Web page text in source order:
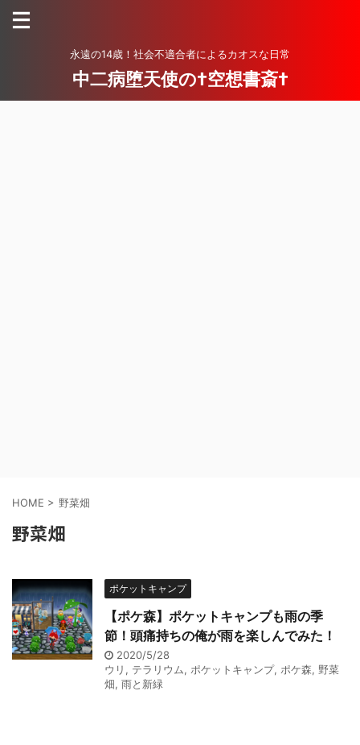
永遠の14歳！社会不適合者によるカオスな日常
中二病堕天使の†空想書斎†
HOME > 野菜畑
野菜畑
ポケットキャンプ
【ポケ森】ポケットキャンプも雨の季
節！頭痛持ちの俺が雨を楽しんでみた！
2020/5/28
ウリ , テラリウム, ポケットキャンプ, ポケ森, 野菜
畑, 雨と新緑